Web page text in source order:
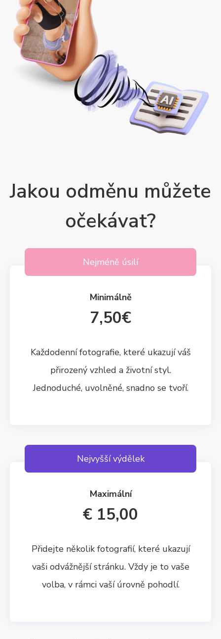
Jakou odměnu můžete
očekávat?
Nejméně úsilí
Minimálně
7,50€
Každodenní fotografie, které ukazují váš
přirozený vzhled a životní styl.
Jednoduché, uvolněné, snadno se tvoří.
Nejvyšší výdělek
Maximální
€ 15,00
Přidejte několik fotografií, které ukazují
vaši odvážnější stránku. Vždy je to vaše
volba, v rámci vaší úrovně pohodlí.